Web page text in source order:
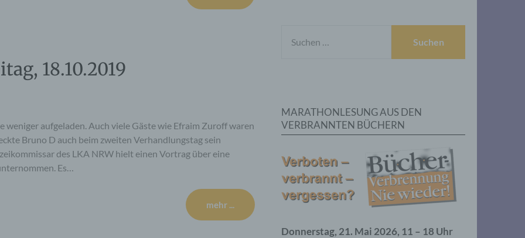
18.10.2019
aufgeladen. Auch viele Gäste wie Efraim Zuroff waren
Bruno D auch beim zweiten Verhandlungstag sein
des LKA NRW hielt einen Vortrag über eine
Es…
mehr ...
NACH:
MARATHONLESUNG AUS DEN
VERBRANNTEN BÜCHERN
Donnerstag, 21. Mai 2026, 11 – 18 Uhr